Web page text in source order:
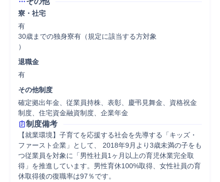
寮・社宅
有
30歳までの独身寮有（規定に該当する方対象
）
退職金
有
その他制度
確定拠出年金、従業員持株、表彰、慶弔見舞金、資格祝金
制度、住宅資金融資制度、企業年金
制度備考
【就業環境】子育てを応援する社会を先導する「キッズ・
ファースト企業」として、 2018年9月より3歳未満の子をも
つ従業員を対象に「男性社員1ヶ月以上の育児休業完全取
得」を推進しています。男性育休100%取得、女性社員の育
休取得後の復職率は97％です。